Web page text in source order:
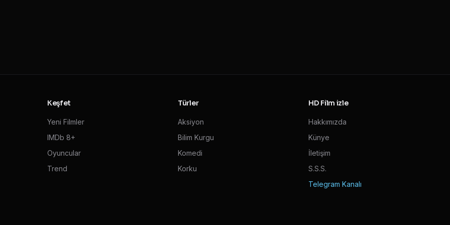
Keşfet
Yeni Filmler
IMDb 8+
Oyuncular
Trend
Türler
Aksiyon
Bilim Kurgu
Komedi
Korku
HD Film izle
Hakkımızda
Künye
İletişim
S.S.S.
Telegram Kanalı